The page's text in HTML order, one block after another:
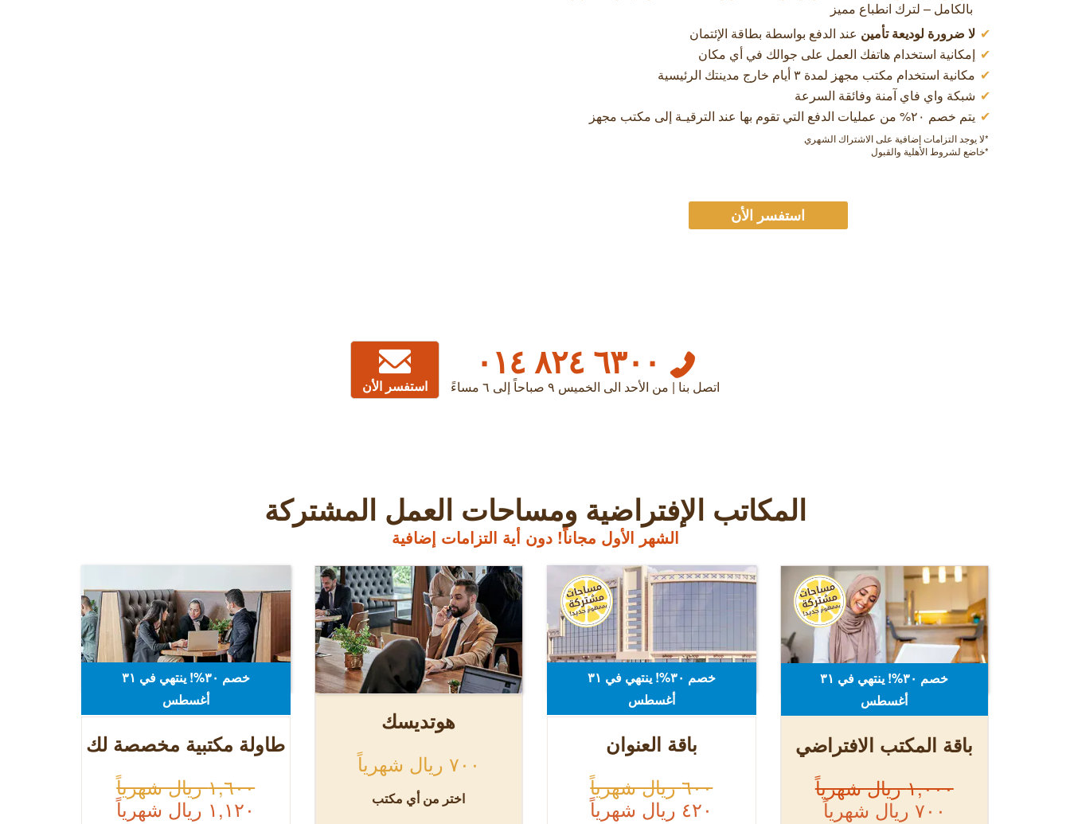
بالكامل – لترك انطباع مميز
لا ضرورة لوديعة تأمين عند الدفع بواسطة بطاقة الإئتمان
إمكانية استخدام هاتفك العمل على جوالك في أي مكان
مكانية استخدام مكتب مجهز لمدة ٣ أيام خارج مدينتك الرئيسية
شبكة واي فاي آمنة وفائقة السرعة
يتم خصم ٢٠% من عمليات الدفع التي تقوم بها عند الترقيـة إلى مكتب مجهز
*لا يوجد التزامات إضافية على الاشتراك الشهري
*خاضع لشروط الأهلية والقبول
استفسر الأن
٦٣٠٠ ٨٢٤ ٠١٤
اتصل بنا | من الأحد الى الخميس ٩ صباحاً إلى ٦ مساءً استفسر الأن
المكاتب الإفتراضية ومساحات العمل المشتركة
الشهر الأول مجاناً! دون أية التزامات إضافية
خصم ٣٠%! ينتهي في ٣۱
أغسطس
باقة المكتب الافتراضي
١,٠٠٠ ريال شهرياً
٧٠٠ ريال شهرياً
خصم ٣٠%! ينتهي في ٣۱
أغسطس
باقة العنوان
٦٠٠ ريال شهرياً
٤٢٠ ريال شهرياً
هوتديسك
٧٠٠ ريال شهرياً
اختر من أي مكتب
خصم ٣٠%! ينتهي في ٣۱
أغسطس
طاولة مكتبية مخصصة لك
١,٦٠٠ ريال شهرياً
١,١٢٠ ريال شهرياً